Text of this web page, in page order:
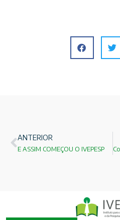
ANTERIOR
E ASSIM COMEÇOU O IVEPESP